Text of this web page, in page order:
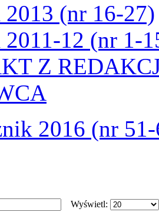
(nr 16-27)
12 (nr 1-
Z
2016 (nr
Wyświetl: